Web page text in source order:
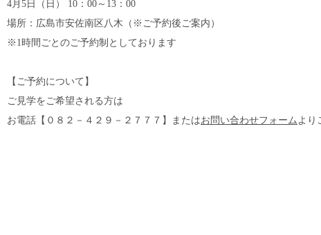
4月5日（日） 10：00～13：00
場所：広島市安佐南区八木（※ご予約後ご案内）
※1時間ごとのご予約制としております
【ご予約について】
ご見学をご希望される方は
お電話【０８２－４２９－２７７７】またはお問い合わせフォーム より